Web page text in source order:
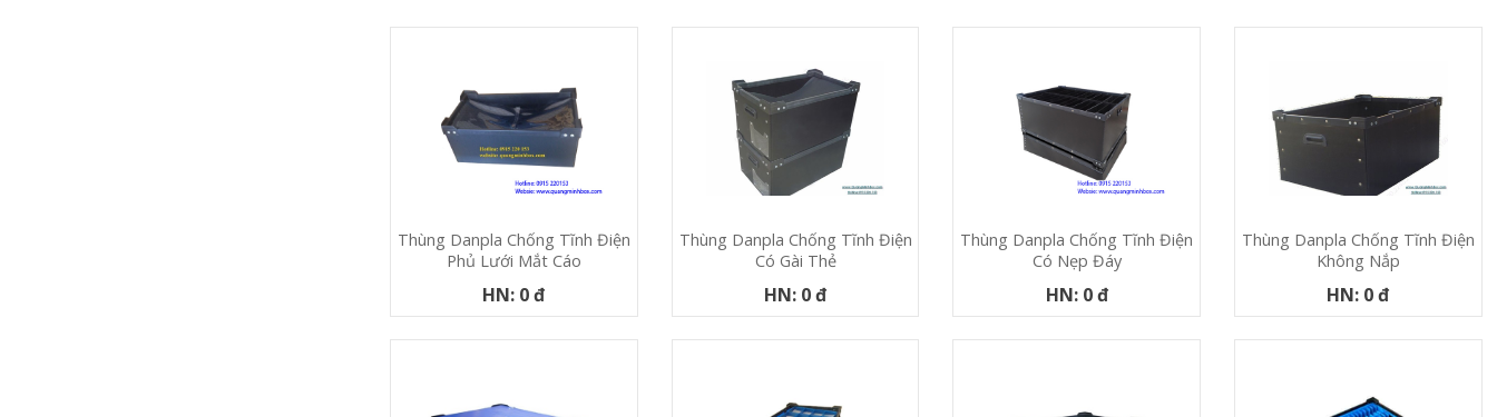
Thùng Danpla Chống Tĩnh Điện
Phủ Lưới Mắt Cáo
HN: 0 đ
Thùng Danpla Chống Tĩnh Điện
Có Gài Thẻ
HN: 0 đ
Thùng Danpla Chống Tĩnh Điện
Có Nẹp Đáy
HN: 0 đ
Thùng Danpla Chống Tĩnh Điện
Không Nắp
HN: 0 đ